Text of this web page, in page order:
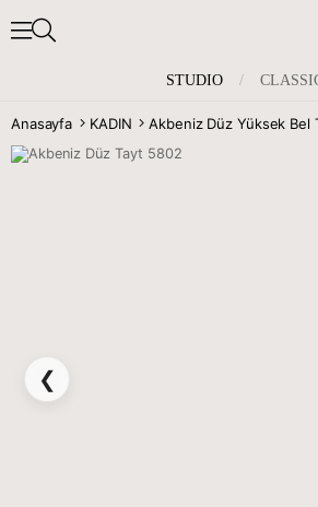
STUDIO /
Anasayfa KADIN Akbeniz Düz Yüksek Bel
❮